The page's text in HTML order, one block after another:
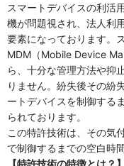
スマートデバイスの利活
機が問題視され、法人利
要素になっております。
MDM（Mobile Device
ら、十分な管理方法や抑
りません。紛失後その紛
ートデバイスを制御する
られております。
この特許技術は、その気
で制御するまでの空白時
【特許技術の特徴とは？】